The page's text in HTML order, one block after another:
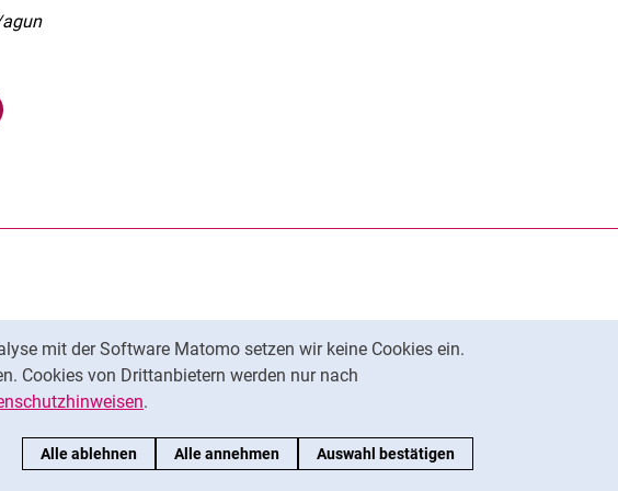
mit der Software Matomo setzen wir keine Cookies ein.
Cookies von Drittanbietern werden nur nach
.
Alle ablehnen Alle annehmen Auswahl bestätigen
teilen (externer Link, öffnet neues Fenster)
Facebook teilen (externer Link, öffnet neues Fenster)